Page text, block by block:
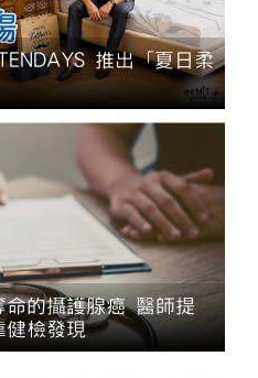
推出「夏日柔
命的攝護腺癌 醫師提
健檢發現